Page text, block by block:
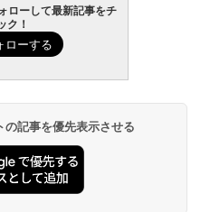
ローして最新記事をチ
ク！
記事を優先表示させる